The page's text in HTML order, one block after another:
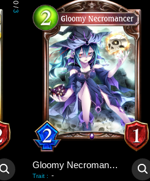
0
/
3
Gloomy Necromancer
Trait : -